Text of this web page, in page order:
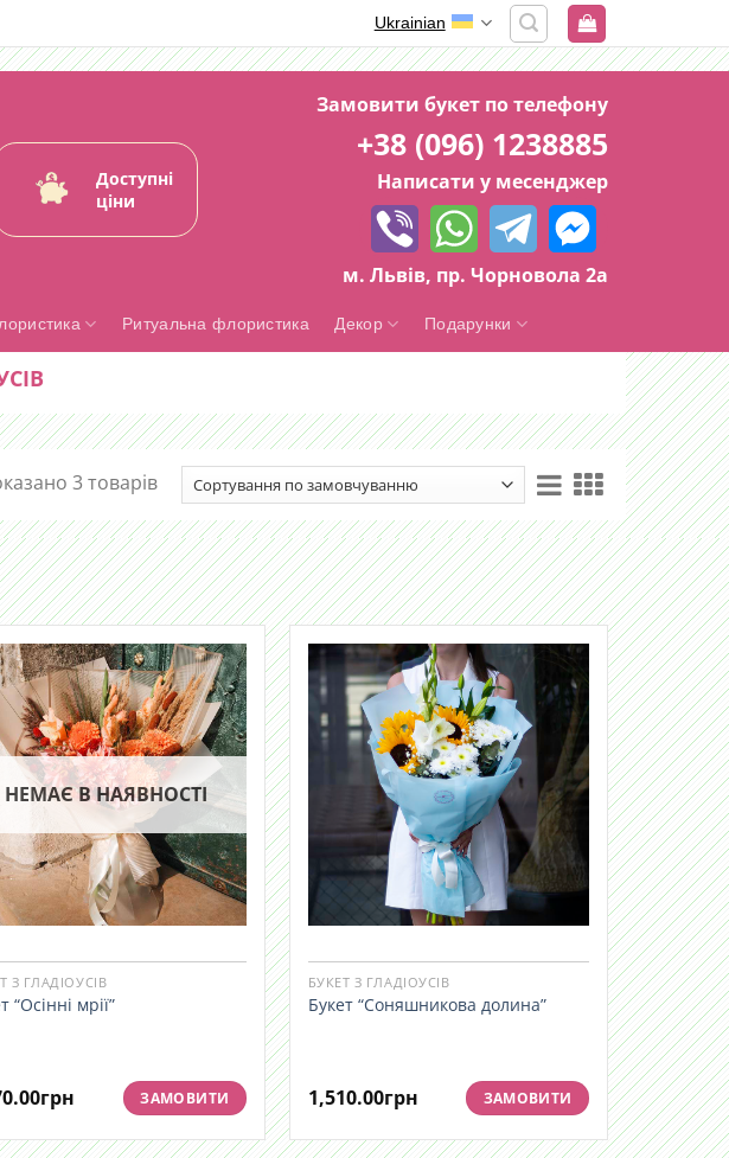
Ukrainian
Доступні
ціни
Замовити букет по телефону
+38 (096) 1238885
Написати у месенджер
м. Львів, пр. Чорновола 2а
Ритуальна флористика Декор Подарунки
3 товарів
НЕМАЄ В НАЯВНОСТІ
З ГЛАДІОУСІВ
“Осінні мрії”
грн ЗАМОВИТИ
БУКЕТ З ГЛАДІОУСІВ
Букет “Соняшникова долина”
1,510.00грн ЗАМОВИТИ